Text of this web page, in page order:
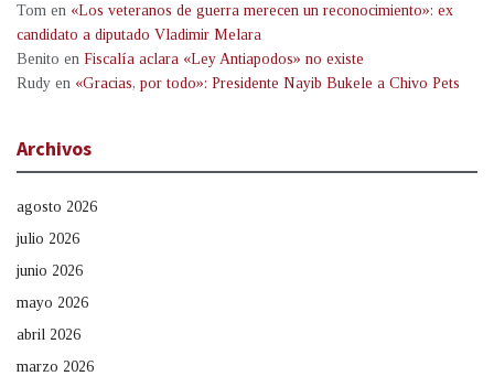
Tom en «Los veteranos de guerra merecen un reconocimiento»: ex
candidato a diputado Vladimir Melara
Benito en Fiscalía aclara «Ley Antiapodos» no existe
Rudy en «Gracias, por todo»: Presidente Nayib Bukele a Chivo Pets
Archivos
agosto 2026
julio 2026
junio 2026
mayo 2026
abril 2026
marzo 2026